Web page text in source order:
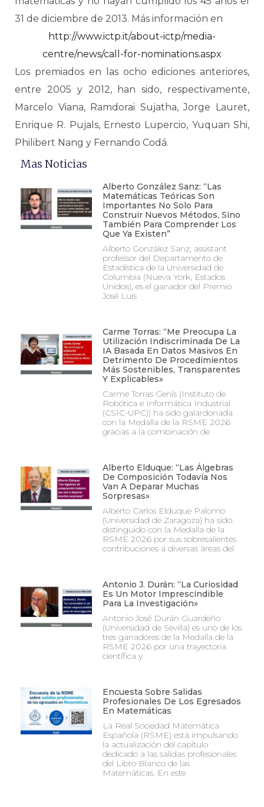
31 de diciembre de 2013. Más información en
http://www.ictp.it/about-ictp/media-
centre/news/call-for-nominations.aspx
Los premiados en las ocho ediciones anteriores,
entre 2005 y 2012, han sido, respectivamente,
Marcelo Viana, Ramdorai Sujatha, Jorge Lauret,
Enrique R. Pujals, Ernesto Lupercio, Yuquan Shi,
Philibert Nang y Fernando Codá.
Mas Noticias
Alberto González Sanz: “Las
Matemáticas Teóricas Son
Importantes No Solo Para
Construir Nuevos Métodos, Sino
También Para Comprender Los
Que Ya Existen”
Alberto González Sanz, assistant
professor del Departamento de
Estadística de la Universidad de
Columbia (Nueva York, Estados
Unidos), es el ganador del Premio
José Luis
Carme Torras: “Me Preocupa La
Utilización Indiscriminada De La
IA Basada En Datos Masivos En
Detrimento De Procedimientos
Más Sostenibles, Transparentes
Y Explicables»
Carme Torras Genís (Instituto de
Robótica e Informática Industrial
(CSIC-UPC)) ha sido galardonada
con la Medalla de la RSME 2026
gracias a la combinación de
Alberto Elduque: “Las Álgebras
De Composición Todavía Nos
Van A Deparar Muchas
Sorpresas»
Alberto Carlos Elduque Palomo
(Universidad de Zaragoza) ha sido
distinguido con la Medalla de la
RSME 2026 por sus sobresalientes
contribuciones a diversas áreas del
Antonio J. Durán: “La Curiosidad
Es Un Motor Imprescindible
Para La Investigación»
Antonio José Durán Guardeño
(Universidad de Sevilla) es uno de los
tres ganadores de la Medalla de la
RSME 2026 por una trayectoria
científica y
Encuesta Sobre Salidas
Profesionales De Los Egresados
En Matemáticas
La Real Sociedad Matemática
Española (RSME) está impulsando
la actualización del capítulo
dedicado a las salidas profesionales
del Libro Blanco de las
Matemáticas. En este